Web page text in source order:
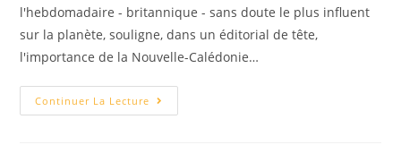
l'hebdomadaire - britannique - sans doute le plus influent
sur la planète, souligne, dans un éditorial de tête,
l'importance de la Nouvelle-Calédonie…
Continuer La Lecture